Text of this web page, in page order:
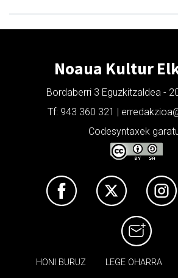
Noaua Kultur
Bordaberri 3 Eguzkitzaldea -
Tf: 943 360 321 |
Codesyntaxek
HONI BURUZ LEGE OHARRA